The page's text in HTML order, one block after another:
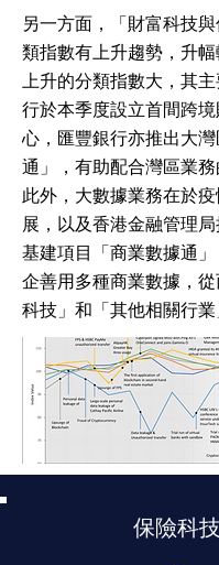
另一方面，「財富科技
類指數有上升趨勢，升
上升的分類指數大，其
行於本季度設立首間跨
心，匯豐銀行亦推出大
通」，有助配合灣區業務
此外，大數據業務在於
展，以及香港金融管理
基建項目「商業數據通
企善用多種商業數據，
科技」和「其他相關行業
保險科技